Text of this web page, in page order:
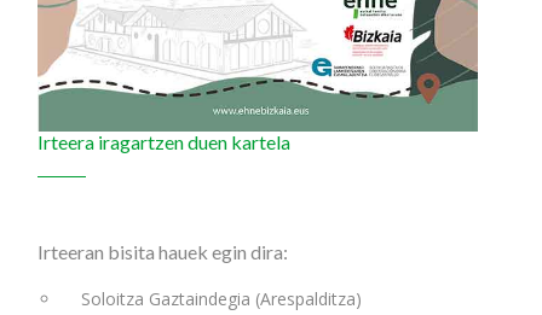
Irteera iragartzen duen kartela
Irteeran bisita hauek egin dira:
Soloitza Gaztaindegia (Arespalditza)